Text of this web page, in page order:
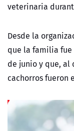
veterinaria
Desde la
que la familia fue
de junio y que, al
cachorros fueron